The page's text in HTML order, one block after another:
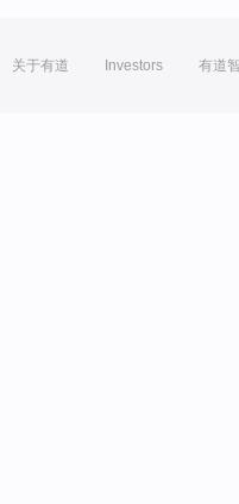
关于有道 Investors 有道